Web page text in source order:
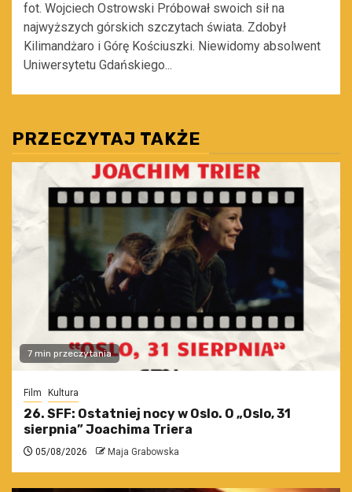
fot. Wojciech Ostrowski Próbował swoich sił na
najwyższych górskich szczytach świata. Zdobył
Kilimandżaro i Górę Kościuszki. Niewidomy absolwent
Uniwersytetu Gdańskiego...
PRZECZYTAJ TAKŻE
7 min przeczytania
Film Kultura
26. SFF: Ostatniej nocy w Oslo. O „Oslo, 31
sierpnia” Joachima Triera
05/08/2026 Maja Grabowska